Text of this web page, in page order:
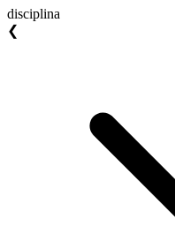
disciplina
❮